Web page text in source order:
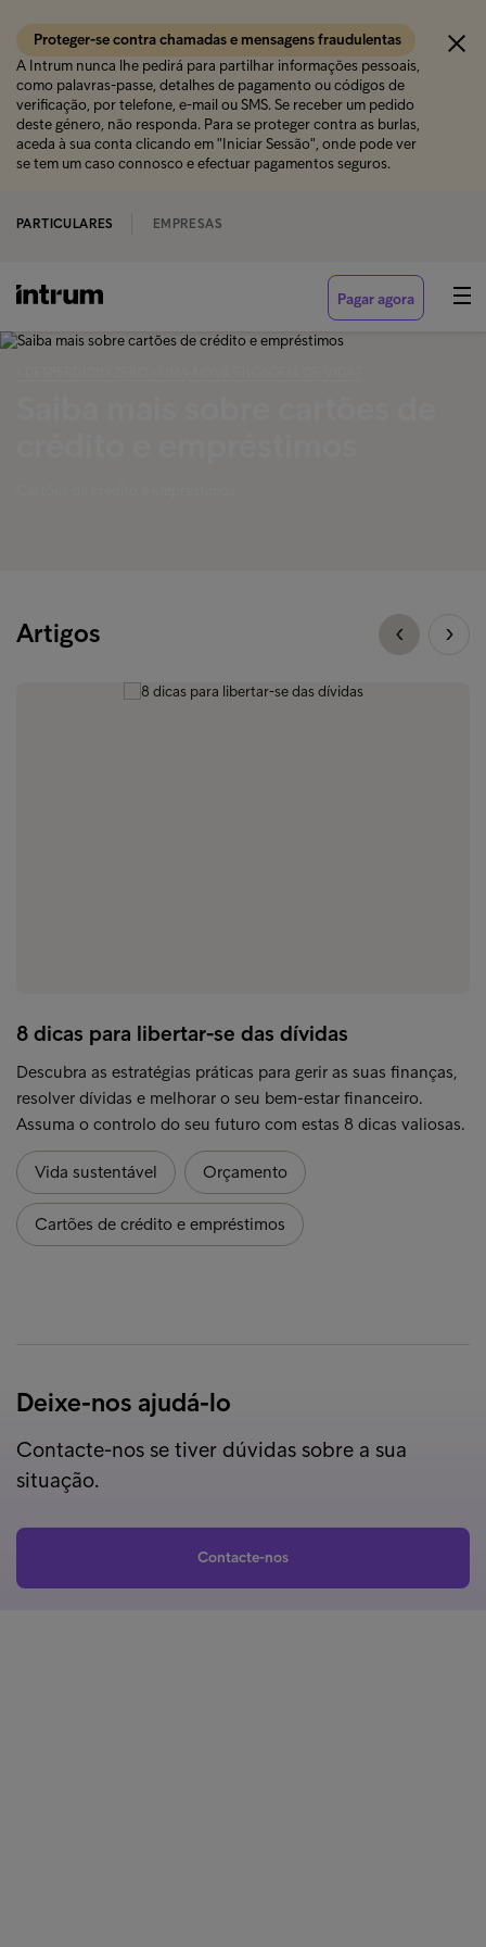
Proteger-se contra chamadas e mensagens fraudulentas
A Intrum nunca lhe pedirá para partilhar informações pessoais,
como palavras-passe, detalhes de pagamento ou códigos de
verificação, por telefone, e-mail ou SMS. Se receber um pedido
deste género, não responda. Para se proteger contra as burlas,
aceda à sua conta clicando em "Iniciar Sessão", onde pode ver
se tem um caso connosco e efectuar pagamentos seguros.
PARTICULARES EMPRESAS
Pagar agora
Artigos
8 dicas para libertar-se das dívidas
Descubra as estratégias práticas para gerir as suas finanças,
resolver dívidas e melhorar o seu bem-estar financeiro.
Assuma o controlo do seu futuro com estas 8 dicas valiosas.
Vida sustentável Orçamento
Cartões de crédito e empréstimos
Deixe-nos ajudá-lo
Contacte-nos se tiver dúvidas sobre a sua
situação.
Contacte-nos